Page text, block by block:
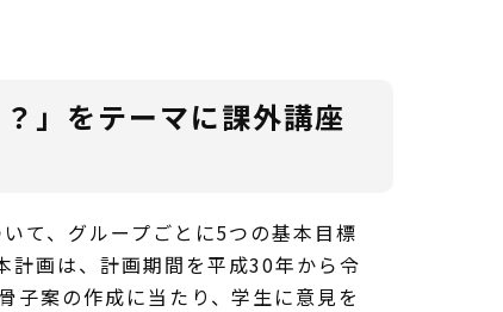
」をテーマに課外講座
て、グループごとに5つの基本目標
計画は、計画期間を平成30年から令
子案の作成に当たり、学生に意見を